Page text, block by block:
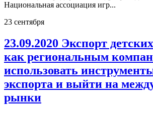
Национальная ассоциация игр...
23 сентября
23.09.2020 Экспорт
как региональным
использовать
экспорта и выйти на
рынки